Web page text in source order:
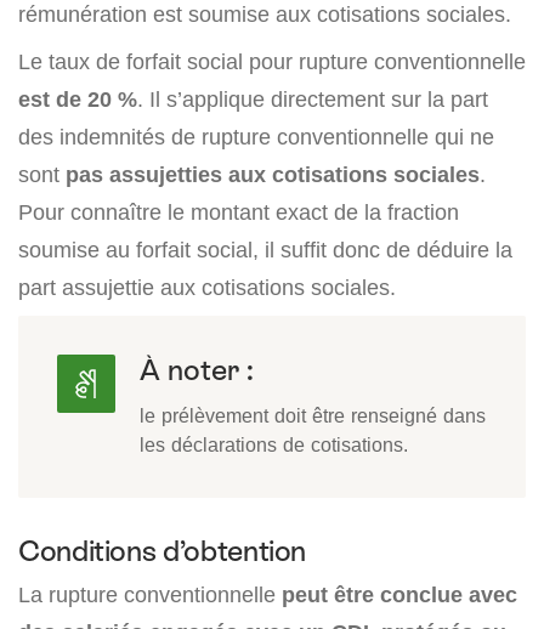
rémunération est soumise aux cotisations sociales.
Le taux de forfait social pour rupture conventionnelle
est de 20 %. Il s’applique directement sur la part
des indemnités de rupture conventionnelle qui ne
sont pas assujetties aux cotisations sociales.
Pour connaître le montant exact de la fraction
soumise au forfait social, il suffit donc de déduire la
part assujettie aux cotisations sociales.
À noter :
le prélèvement doit être renseigné dans
les déclarations de cotisations.
Conditions d’obtention
La rupture conventionnelle peut être conclue avec